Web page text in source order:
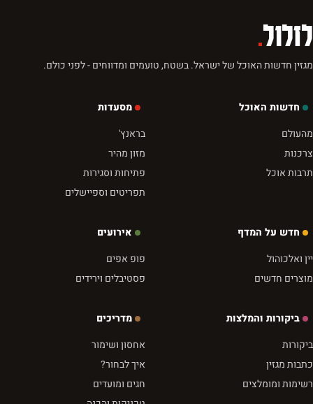
לזלול.
מגזין חדשות האוכל של ישראל. בשטח, טועמים ומדווחים - לפני כולם.
חדשות האוכל
מהעולם
צרכנות
תרבות אוכל
מסעדות
בראנץ'
מזון מהיר
פתיחות וסגירות
תפריטים וספיישלים
חדש על המדף
יין ואלכוהול
מוצרים חדשים
אירועים
פופ אפים
פסטיבלים וירידים
ביקורות והמלצות
ביקורות
כתבות מגזין
רשימות ומומלצים
מדריכים
אחסון ושימור
איך לבחור?
חגים ומועדים